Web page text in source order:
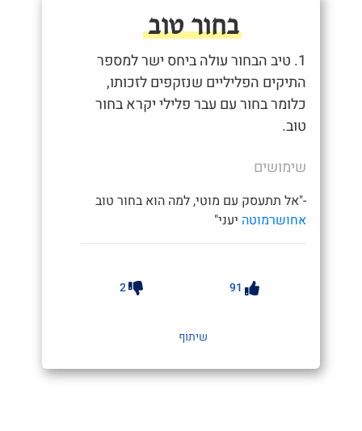
בחור טוב
1. טיב הבחור עולה ביחס ישר למספר
התיקים הפליליים שנזקפים לזכותו,
כלומר בחור עם עבר פלילי יקרא בחור
טוב.
שימושים
-"אל תתעסק עם מוטי, למה הוא בחור טוב
אחושרמוטה יעני"
91
2
שיתוף